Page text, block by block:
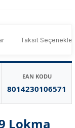
Taksit
EAN KODU
8014230106571
Lokma